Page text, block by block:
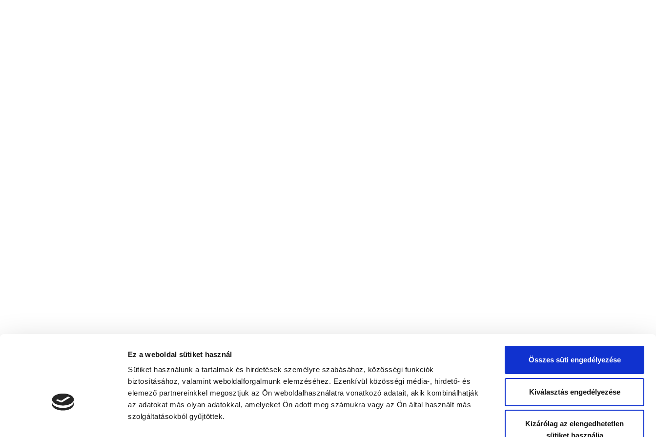
Ez a weboldal sütiket használ
Sütiket használunk a tartalmak és hirdetések személyre szabásához, közösségi funkciók
biztosításához, valamint weboldalforgalmunk elemzéséhez. Ezenkívül közösségi média-, hirdető- és
elemező partnereinkkel megosztjuk az Ön weboldalhasználatra vonatkozó adatait, akik kombinálhatják
az adatokat más olyan adatokkal, amelyeket Ön adott meg számukra vagy az Ön által használt más
szolgáltatásokból gyűjtöttek.
Összes süti engedélyezése
Kiválasztás engedélyezése
Kizárólag az elengedhetetlen
sütiket használja